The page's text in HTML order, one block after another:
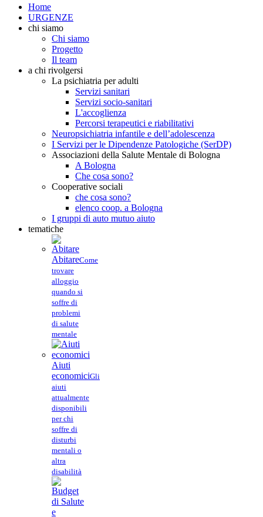
Home
URGENZE
chi siamo
Chi siamo
Progetto
Il team
a chi rivolgersi
La psichiatria per adulti
Servizi sanitari
Servizi socio-sanitari
L'accoglienza
Percorsi terapeutici e riabilitativi
Neuropsichiatria infantile e dell’adolescenza
I Servizi per le Dipendenze Patologiche (SerDP)
Associazioni della Salute Mentale di Bologna
A Bologna
Che cosa sono?
Cooperative sociali
che cosa sono?
elenco coop. a Bologna
I gruppi di auto mutuo aiuto
tematiche
AbitareCome
trovare
alloggio
quando si
soffre di
problemi
di salute
mentale
Aiuti
economiciGli
aiuti
attualmente
disponibili
per chi
soffre di
disturbi
mentali o
altra
disabilità